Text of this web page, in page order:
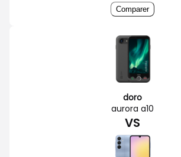
Comparer
doro
aurora a10
VS